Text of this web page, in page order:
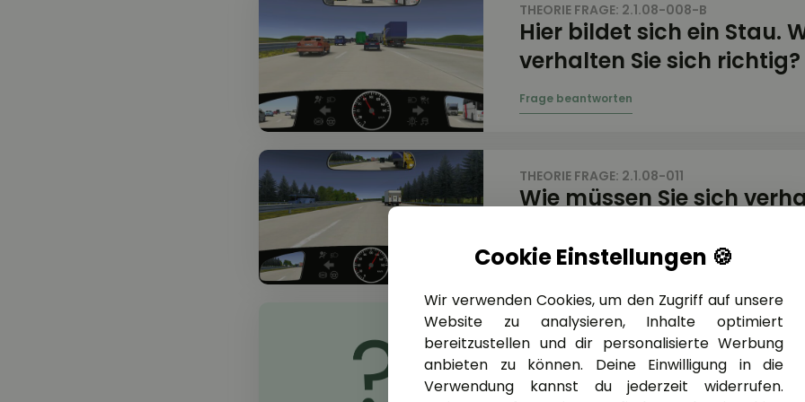
THEORIE FRAGE: 2.1.08-008-B
Hier bildet sich ein Stau.
verhalten Sie sich richtig?
THEORIE FRAGE: 2.1.08-011
Wie müssen Sie sich
THEORIE FRAGE: 2.1.08-013
Was müssen Sie beim
die Autobahn beachten?
Cookie Einstellungen 🍪
Wir verwenden Cookies, um den Zugriff auf unsere
Website zu analysieren, Inhalte optimiert
bereitzustellen und dir personalisierte Werbung
anbieten zu können. Deine Einwilligung in die
Verwendung kannst du jederzeit widerrufen.